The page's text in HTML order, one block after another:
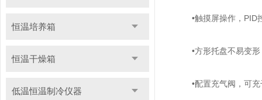
恒温培养箱
恒温干燥箱
低温恒温制冷仪器
•触摸屏操作，PID
•方形托盘不易变形
•配置充气阀，可充